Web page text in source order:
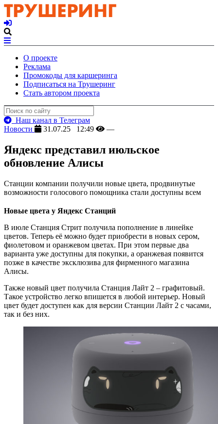
О проекте
Реклама
Промокоды для каршеринга
Подписаться на Трушеринг
Стать автором проекта
Наш канал в Телеграм
Новости
31.07.25 12:49 —
Яндекс представил июльское
обновление Алисы
Станции компании получили новые цвета, продвинутые
возможности голосового помощника стали доступны всем
Новые цвета у Яндекс Станций
В июле Станция Стрит получила пополнение в линейке
цветов. Теперь её можно будет приобрести в новых сером,
фиолетовом и оранжевом цветах. При этом первые два
варианта уже доступны для покупки, а оранжевая появится
позже в качестве эксклюзива для фирменного магазина
Алисы.
Также новый цвет получила Станция Лайт 2 – графитовый.
Такое устройство легко впишется в любой интерьер. Новый
цвет будет доступен как для версии Станции Лайт 2 с часами,
так и без них.